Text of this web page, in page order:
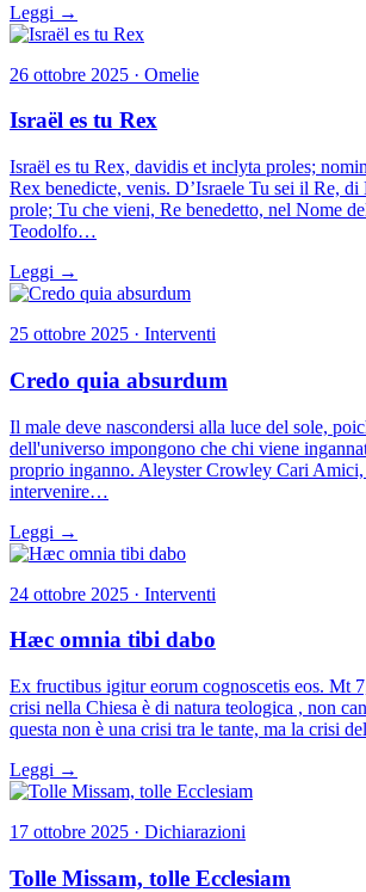
Leggi →
26 ottobre 2025 · Omelie
Israël es tu Rex
Israël es tu Rex, davidis et inclyta proles;
Rex benedicte, venis. D’Israele Tu sei il Re,
prole; Tu che vieni, Re benedetto, nel Nome
Teodolfo…
Leggi →
25 ottobre 2025 · Interventi
Credo quia absurdum
Il male deve nascondersi alla luce del sole,
dell'universo impongono che chi viene
proprio inganno. Aleyster Crowley Cari
intervenire…
Leggi →
24 ottobre 2025 · Interventi
Hæc omnia tibi dabo
Ex fructibus igitur eorum cognoscetis eos. Mt
crisi nella Chiesa è di natura teologica , non
questa non è una crisi tra le tante, ma la crisi
Leggi →
17 ottobre 2025 · Dichiarazioni
Tolle Missam, tolle Ecclesiam